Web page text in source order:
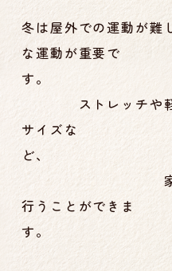
冬は屋外での運動が難
な運動が重要で
ストレッチや軽い
サイズな
家族みんな
行うことができま
子ども